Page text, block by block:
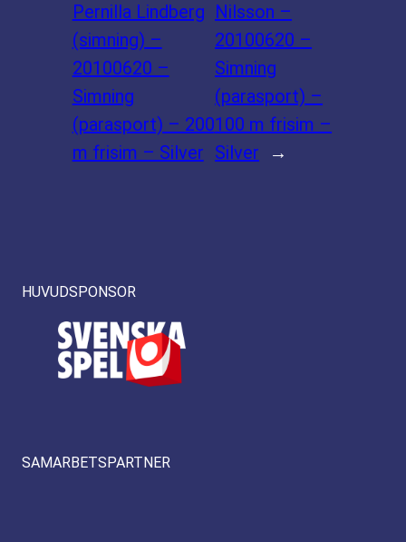
Pernilla Lindberg
(simning) –
20100620 –
Simning
(parasport) – 200
m frisim – Silver
Nilsson –
20100620 –
Simning
(parasport) –
100 m frisim –
Silver
→
HUVUDSPONSOR
SAMARBETSPARTNER